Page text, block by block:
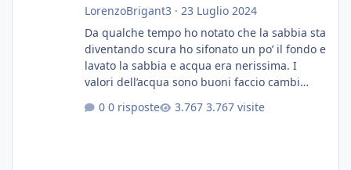
LorenzoBrigant3 · 23 Luglio 2024
Da qualche tempo ho notato che la sabbia sta
diventando scura ho sifonato un po’ il fondo e
lavato la sabbia e acqua era nerissima. I
valori dell’acqua sono buoni faccio cambi
fertilizzato.le foglie delle piante sono
0 risposte 3.767 visite